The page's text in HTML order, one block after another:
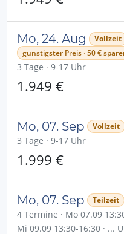
Mo, 24. Aug Vollzeit
günstigster Preis · 50 €
3 Tage · 9-17 Uhr
1.949 €
Mo, 07. Sep Vollzeit
3 Tage · 9-17 Uhr
1.999 €
Mo, 07. Sep Teilzeit
4 Termine · Mo 07.09
Mi 09.09 13:30-16:30 · ...